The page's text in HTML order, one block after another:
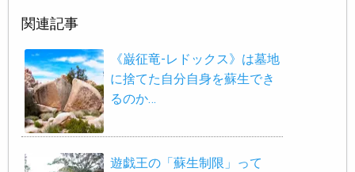
関連記事
《巌征竜-レドックス》は墓地
に捨てた自分自身を蘇生でき
るのか…
遊戯王の「蘇生制限」って